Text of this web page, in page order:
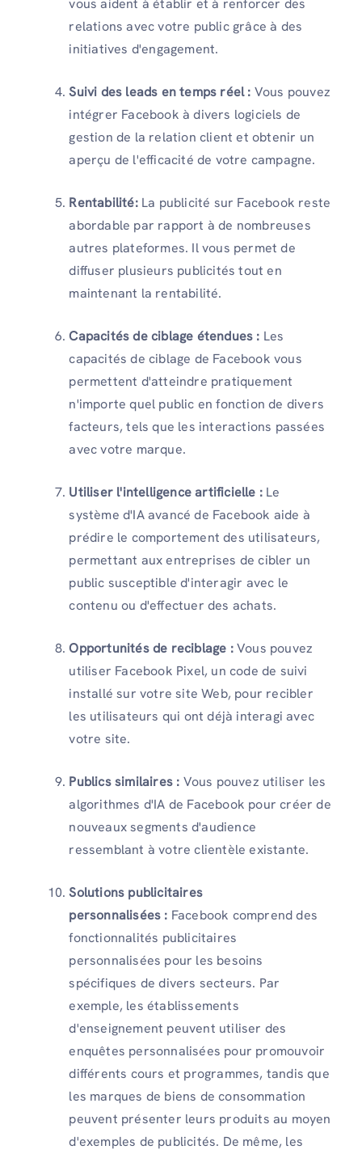
vous aident à établir et à renforcer des
relations avec votre public grâce à des
initiatives d'engagement.
Suivi des leads en temps réel : Vous pouvez
intégrer Facebook à divers logiciels de
gestion de la relation client et obtenir un
aperçu de l'efficacité de votre campagne.
Rentabilité:La publicité sur Facebook reste
abordable par rapport à de nombreuses
autres plateformes. Il vous permet de
diffuser plusieurs publicités tout en
maintenant la rentabilité.
Capacités de ciblage étendues : Les
capacités de ciblage de Facebook vous
permettent d'atteindre pratiquement
n'importe quel public en fonction de divers
facteurs, tels que les interactions passées
avec votre marque.
Utiliser l'intelligence artificielle : Le
système d'IA avancé de Facebook aide à
prédire le comportement des utilisateurs,
permettant aux entreprises de cibler un
public susceptible d'interagir avec le
contenu ou d'effectuer des achats.
Opportunités de reciblage :Vous pouvez
utiliser Facebook Pixel, un code de suivi
installé sur votre site Web, pour recibler
les utilisateurs qui ont déjà interagi avec
votre site.
Publics similaires : Vous pouvez utiliser les
algorithmes d'IA de Facebook pour créer de
nouveaux segments d'audience
ressemblant à votre clientèle existante.
Solutions publicitaires
personnalisées : Facebook comprend des
fonctionnalités publicitaires
personnalisées pour les besoins
spécifiques de divers secteurs. Par
exemple, les établissements
d'enseignement peuvent utiliser des
enquêtes personnalisées pour promouvoir
différents cours et programmes, tandis que
les marques de biens de consommation
peuvent présenter leurs produits au moyen
d'exemples de publicités. De même, les